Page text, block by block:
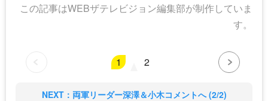
この記事はWEBザテレビジョン編集部が制作していま
す。
1 2
NEXT：両軍リーダー深澤＆小木コメントへ (2/2)